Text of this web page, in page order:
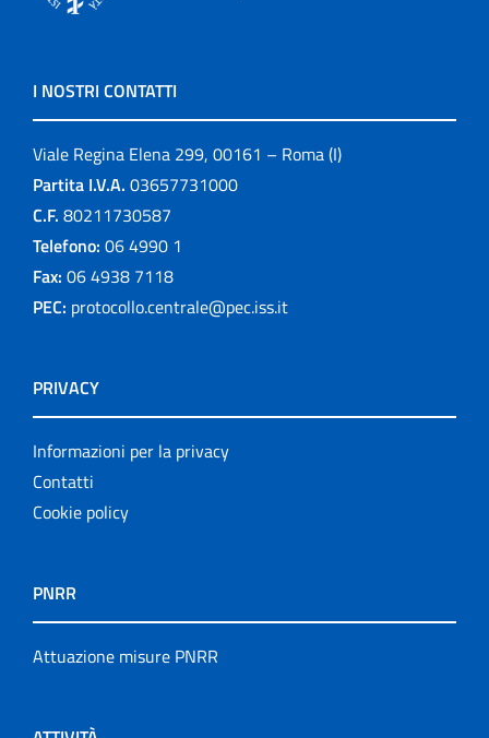
I NOSTRI CONTATTI
Viale Regina Elena 299, 00161 – Roma (I)
Partita I.V.A. 03657731000
C.F. 80211730587
Telefono: 06 4990 1
Fax: 06 4938 7118
PEC: protocollo.centrale@pec.iss.it
PRIVACY
Informazioni per la privacy
Contatti
Cookie policy
PNRR
Attuazione misure PNRR